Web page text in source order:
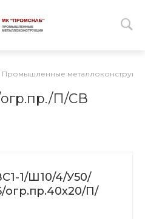
П/СВ
1/Ш10/4/У50/
огр.пр.40х20/П/